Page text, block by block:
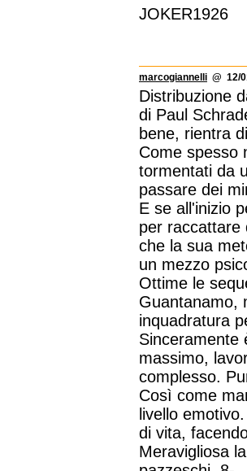
JOKER1926
marcogiannelli @ 12/
Distribuzione
di Paul
bene, rientra
Come spesso
tormentati da
passare dei
E se all'inizio
per raccattare
che la sua
un mezzo
Ottime le
Guantanamo,
inquadratura
Sinceramente
massimo,
complesso.
Così come
livello
di vita,
Meravigliosa